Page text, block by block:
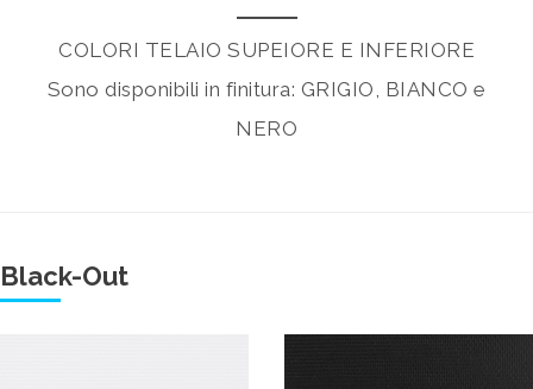
COLORI TELAIO SUPEIORE E INFERIORE
Sono disponibili in finitura: GRIGIO, BIANCO e
NERO
Black-Out